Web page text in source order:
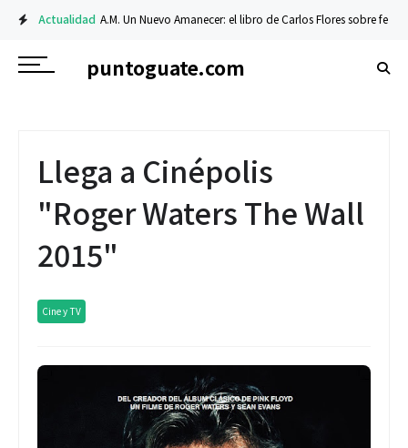
Actualidad A.M. Un Nuevo Amanecer: el libro de Carlos Flores sobre fe y
puntoguate.com
Llega a Cinépolis
"Roger Waters The Wall
2015"
Cine y TV